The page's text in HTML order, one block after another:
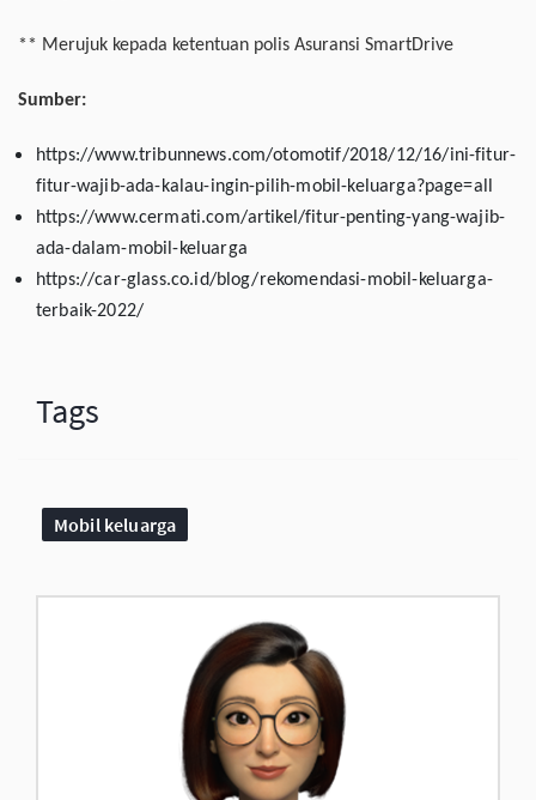
** Merujuk kepada ketentuan polis Asuransi SmartDrive
Sumber:
https://www.tribunnews.com/otomotif/2018/12/16/ini-fitur-
fitur-wajib-ada-kalau-ingin-pilih-mobil-keluarga?page=all
https://www.cermati.com/artikel/fitur-penting-yang-wajib-
ada-dalam-mobil-keluarga
https://car-glass.co.id/blog/rekomendasi-mobil-keluarga-
terbaik-2022/
Tags
Mobil keluarga